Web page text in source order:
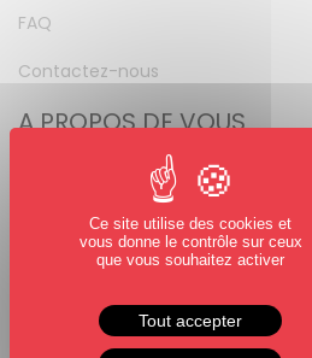
FAQ
Contactez-nous
A PROPOS DE VOUS
Mot de passe perdu
NOUS SUIVRE
Facebook
Ce site utilise des cookies et
vous donne le contrôle sur ceux
que vous souhaitez activer
Tout accepter